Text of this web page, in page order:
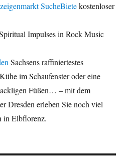
SucheBietekostenloser
Impulses in Rock Music
Sachsens raffiniertestes
im Schaufenster oder eine
Füßen… – mit dem
Dresden erleben Sie noch viel
in Elbflorenz.